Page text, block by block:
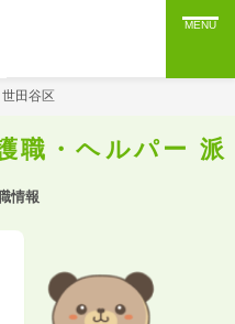
MENU
世田谷区
職・ヘルパー 派
情報